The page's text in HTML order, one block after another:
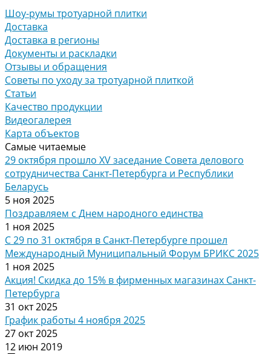
Шоу-румы тротуарной плитки
Доставка
Доставка в регионы
Документы и раскладки
Отзывы и обращения
Советы по уходу за тротуарной плиткой
Статьи
Качество продукции
Видеогалерея
Карта объектов
Самые читаемые
29 октября прошло XV заседание Совета делового
сотрудничества Санкт-Петербурга и Республики
Беларусь
5 ноя 2025
Поздравляем с Днем народного единства
1 ноя 2025
С 29 по 31 октября в Санкт-Петербурге прошел
Международный Муниципальный Форум БРИКС 2025
1 ноя 2025
Акция! Скидка до 15% в фирменных магазинах Санкт-
Петербурга
31 окт 2025
График работы 4 ноября 2025
27 окт 2025
12 июн 2019